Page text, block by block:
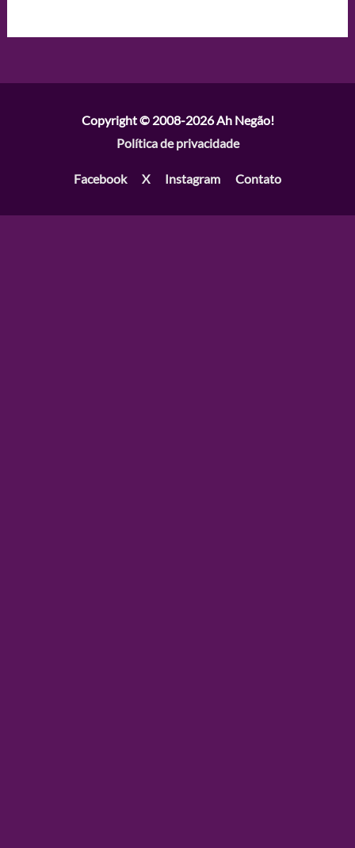
Copyright © 2008-2026Ah Negão!
Política de privacidade
Facebook X Instagram Contato